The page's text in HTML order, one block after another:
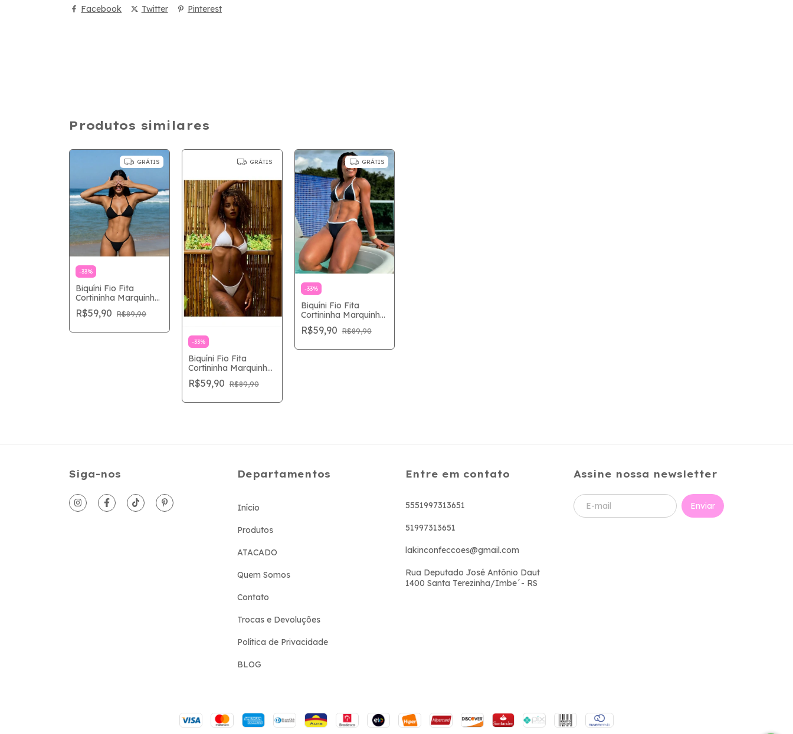
Facebook Twitter Pinterest
Produtos similares
GRÁTIS
-33%
Biquíni Fio Fita
Cortininha Marquinha
Perfeita –Preto
R$59,90 R$89,90
GRÁTIS
-33%
Biquíni Fio Fita
Cortininha Marquinha
Perfeita – Branco
R$59,90 R$89,90
GRÁTIS
-33%
Biquíni Fio Fita
Cortininha Marquinha
Perfeita - Preto e
Branco
R$59,90 R$89,90
Siga-nos Departamentos
Início
Produtos
ATACADO
Quem Somos
Contato
Trocas e Devoluções
Política de Privacidade
BLOG
Entre em contato
5551997313651
51997313651
lakinconfeccoes@gmail.com
Rua Deputado José Antônio Daut
1400 Santa Terezinha/Imbe´- RS
Assine nossa newsletter